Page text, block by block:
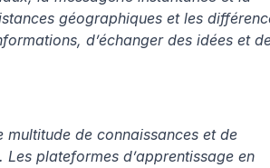
géographiques et les
d’échanger des idées et
multitude de connaissances et de
. Les plateformes d’apprentissage en